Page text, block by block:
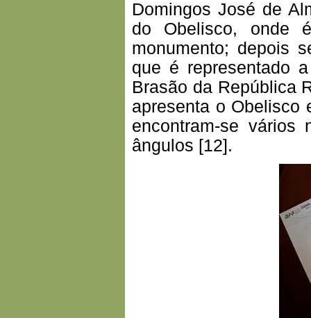
Domingos José de
do Obelisco, onde
monumento; depois
que é representado
Brasão da República
apresenta o Obelisco
encontram-se vários
ângulos [12].